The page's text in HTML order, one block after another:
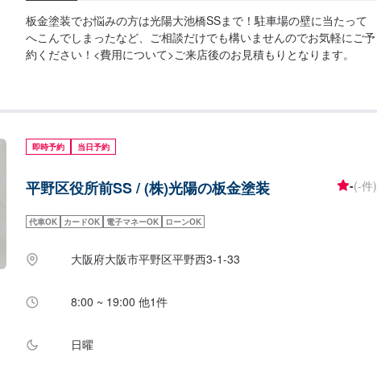
板金塗装でお悩みの方は光陽大池橋SSまで！駐車場の壁に当たって
へこんでしまったなど、ご相談だけでも構いませんのでお気軽にご予
約ください！<費用について>ご来店後のお見積もりとなります。
即時予約 当日予約
平野区役所前SS / (株)光陽の板金塗装 -(-件)
代車OK カードOK 電子マネーOK ローンOK
大阪府大阪市平野区平野西3-1-33
8:00 ~ 19:00 他1件
日曜